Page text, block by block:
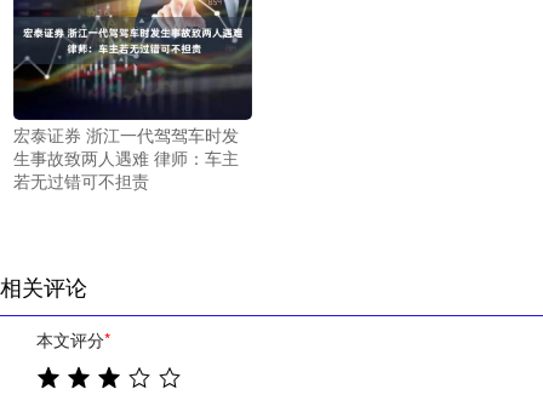
宏泰证券 浙江一代驾驾车时发
生事故致两人遇难 律师：车主
若无过错可不担责
相关评论
本文评分*